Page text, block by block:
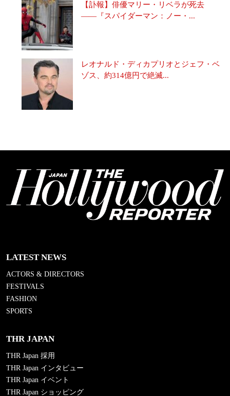
【訃報】俳優マリー・リベラが死去
――『スパイダーマン：ノー・...
レオナルド・ディカプリオとジェフ・ベ
ゾス、約314億円で絶滅...
LATEST NEWS
ACTORS & DIRECTORS
FESTIVALS
FASHION
SPORTS
THR JAPAN
THR Japan 採用
THR Japan インタビュー
THR Japan イベント
THR Japan ショッピング